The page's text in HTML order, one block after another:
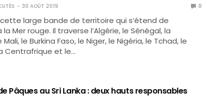
30 AOÛT 2019 0
large bande de territoire qui s’étend de
la Mer rouge. Il traverse l’Algérie, le Sénégal, la
le Burkina Faso, le Niger, le Nigéria, le Tchad, le
Centrafrique et le…
Pâques au Sri Lanka : deux hauts responsables